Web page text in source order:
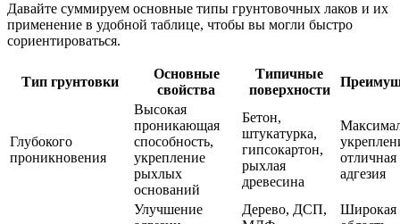
Давайте суммируем основные типы грунтовочных лаков и их
применение в удобной таблице, чтобы вы могли быстро
сориентироваться.
Тип грунтовки
Основные
свойства
Типичные
поверхности
Глубокого
проникновения
Высокая
проникающая
способность,
укрепление
рыхлых
оснований
Бетон,
штукатурка,
гипсокартон,
рыхлая
древесина
отличная
адгезия
Улучшение
Дерево, ДСП,
Широкая